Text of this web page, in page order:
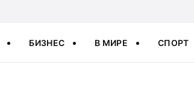
БИЗНЕС В МИРЕ СПОРТ